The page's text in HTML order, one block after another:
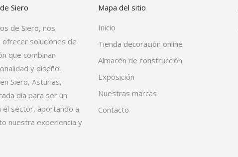
Siero
de Siero, nos
ofrecer soluciones de
que combinan
y diseño.
Siero, Asturias,
día para ser un
sector, aportando a
nuestra experiencia y
Mapa del sitio
Inicio
Tienda decoración online
Almacén de construcción
Exposición
Nuestras marcas
Contacto